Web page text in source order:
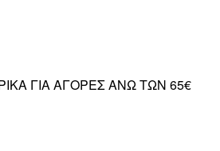
ΓΙΑ ΑΓΟΡΕΣ ΑΝΩ ΤΩΝ 65€